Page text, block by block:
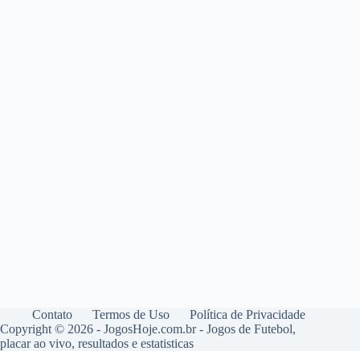
Contato Termos de Uso
Política de Privacidade
Copyright © 2026 - JogosHoje.com.br - Jogos de Futebol,
placar ao vivo, resultados e estatisticas